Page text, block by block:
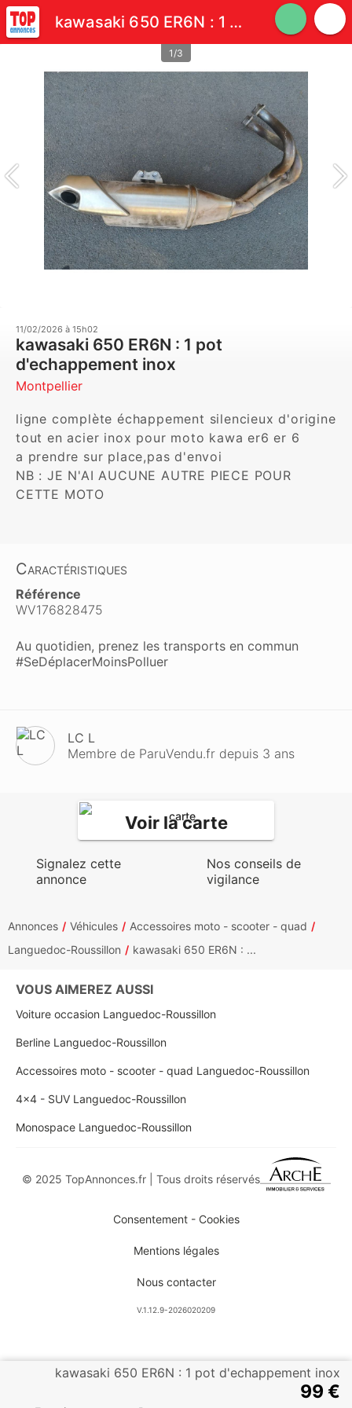
kawasaki 650 ER6N : 1 pot d'echappement inox
1/3
11/02/2026 à 15h02
kawasaki 650 ER6N : 1 pot
d'echappement inox
Montpellier
ligne complète échappement silencieux d'origine
tout en acier inox pour moto kawa er6 er 6
a prendre sur place,pas d'envoi
NB : JE N'AI AUCUNE AUTRE PIECE POUR
Caractéristiques
Référence
WV176828475
Au quotidien, prenez les transports en commun
#SeDéplacerMoinsPolluer
LC L
Membre de ParuVendu.fr depuis 3 ans
Voir la carte
Signalez cette
annonce
Nos conseils de
vigilance
kawasaki 650 ER6N : 1 pot d'echappement inox
99 €
Annonces Véhicules
Accessoires moto - scooter - quad
Languedoc-Roussillon
kawasaki 650 ER6N : ...
VOUS AIMEREZ AUSSI
Voiture occasion Languedoc-Roussillon
Berline Languedoc-Roussillon
Accessoires moto - scooter - quad Languedoc-Roussillon
4x4 - SUV Languedoc-Roussillon
Monospace Languedoc-Roussillon
© 2025 TopAnnonces.fr | Tous droits réservés
Consentement - Cookies
Mentions légales
Nous contacter
V.1.12.9-2026020209